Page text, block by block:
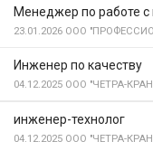
Менеджер по работе с
23.01.2026 ООО
Инженер по качеству
04.12.2025 ООО "ЧЕТРА-
инженер-технолог
04.12.2025 ООО "ЧЕТРА-